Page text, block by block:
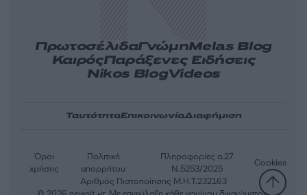
ΠρωτοσέλιδαΓνώμηMelas Blog
ΚαιρόςΠαράξενες Ειδήσεις
Nikos BlogVideos
ΤαυτότηταΕπικοινωνίαΔιαφήμιση
Αριθμός Πιστοποίησης Μ.Η.Τ.232163
Όροι
χρήσης
Πολιτική
απορρήτου
Πληροφορίες α.27
Ν.5253/2025
Cookies